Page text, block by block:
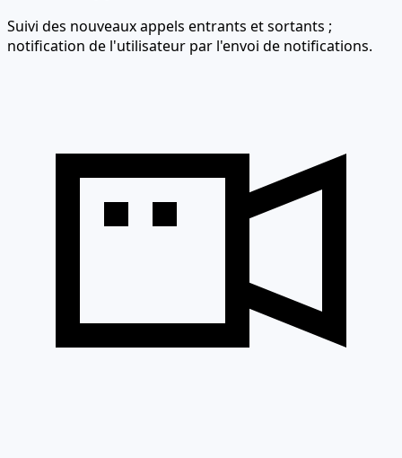
Suivi des nouveaux appels entrants et sortants ;
notification de l'utilisateur par l'envoi de notifications.